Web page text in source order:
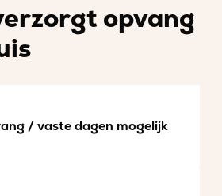
opvang
/ vaste dagen mogelijk